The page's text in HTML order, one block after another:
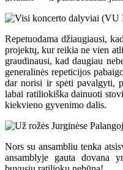
Repetuodama džiaugiausi,
projektų, kur reikia ne vien
graudinausi, kad daugiau
generalinės repeticijos
dar norisi ir spėti pavalgyti,
labai ratiliokiška dainuoti
kiekvieno gyvenimo dalis.
Nors su ansambliu tenka
ansamblyje gauta dovana